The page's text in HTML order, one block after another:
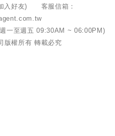
入好友) 客服信箱：
一至週五 09:30AM ~ 06:00PM)
版權所有 轉載必究